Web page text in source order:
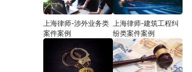
上海律师-涉外业务类
案件案例
上海律师-建筑工程纠
纷类案件案例